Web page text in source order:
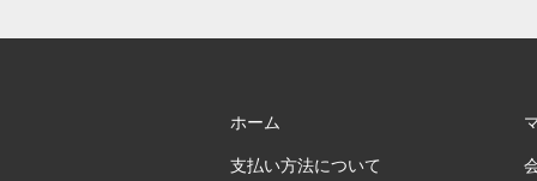
ホーム
支払い方法について